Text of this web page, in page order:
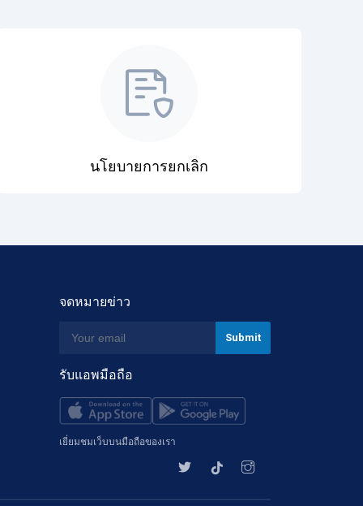
นโยบายการยกเลิก
จดหมายข่าว
รับแอพมือถือ
เยี่ยมชมเว็บบนมือถือของเรา